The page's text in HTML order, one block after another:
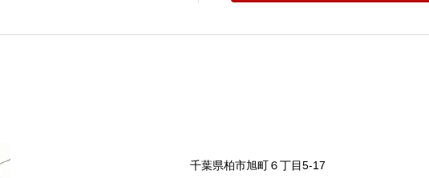
千葉県柏市旭町６丁目5-17